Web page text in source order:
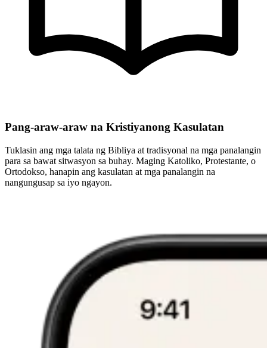
Pang-araw-araw na Kristiyanong Kasulatan
Tuklasin ang mga talata ng Bibliya at tradisyonal na mga panalangin
para sa bawat sitwasyon sa buhay. Maging Katoliko, Protestante, o
Ortodokso, hanapin ang kasulatan at mga panalangin na
nangungusap sa iyo ngayon.